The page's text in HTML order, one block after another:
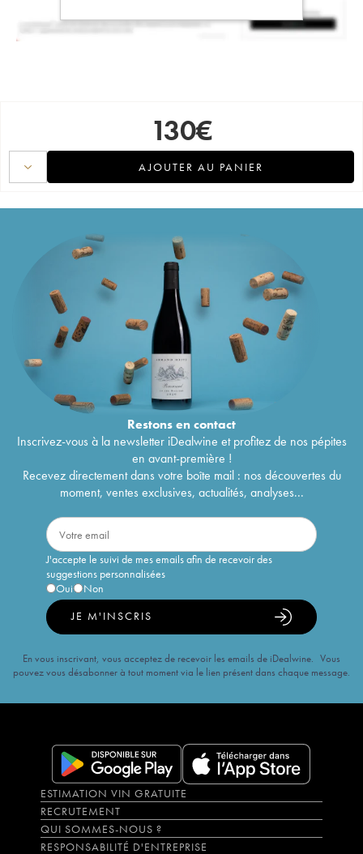
130€
AJOUTER AU PANIER
Restons encontact
Inscrivez-vous à la newsletter iDealwine et profitez de nos pépites
en avant-première !
Recevez directement dans votre boîte mail : nos découvertes du
moment, ventes exclusives, actualités, analyses...
J'accepte le suivi de mes emails afin de recevoir des
suggestions personnalisées
Oui
Non
JE M'INSCRIS
En vous inscrivant, vous acceptez de recevoir les emails de iDealwine. Vous
pouvez vous désabonner à tout moment via le lien présent dans chaque message.
ESTIMATION VIN GRATUITE
RECRUTEMENT
QUI SOMMES-NOUS ?
RESPONSABILITÉ D'ENTREPRISE